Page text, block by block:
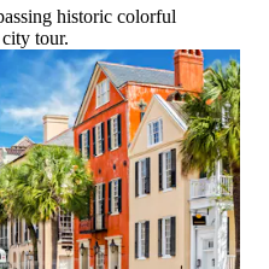
historic colorful
tour.